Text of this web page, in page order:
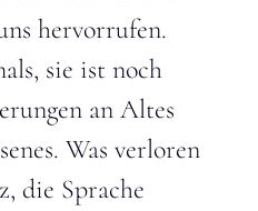
hervorrufen.
sie ist noch
an Altes
Was verloren
die Sprache